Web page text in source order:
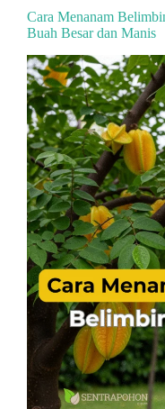
Cara Menanam
Buah Besar dan Manis